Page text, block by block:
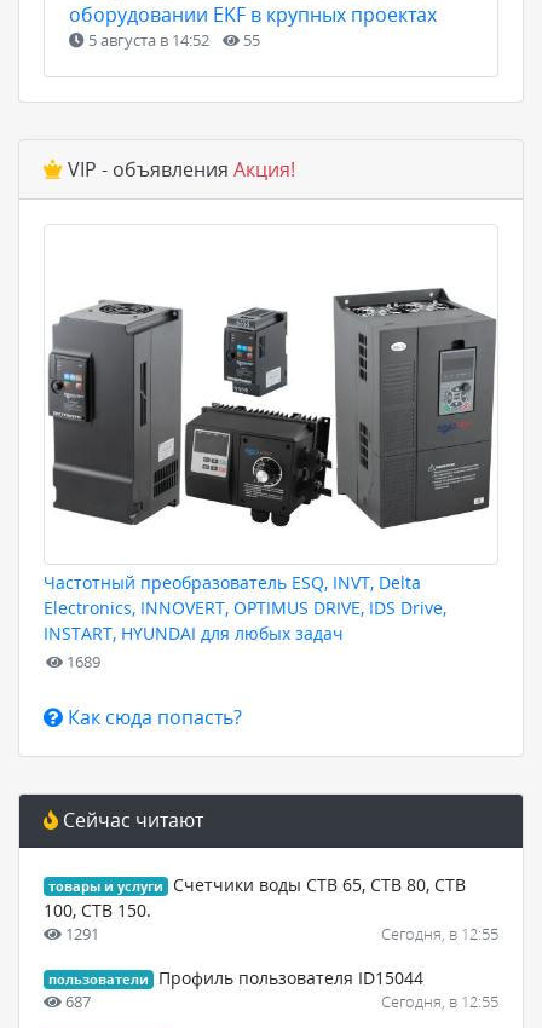
оборудовании EKF в крупных проектах
5 августа в 14:52 55
VIP - объявления Акция!
Частотный преобразователь ESQ, INVT, Delta
Electronics, INNOVERT, OPTIMUS DRIVE, IDS Drive,
INSTART, HYUNDAI для любых задач
1689
Как сюда попасть?
Сейчас читают
товары и услуги
Счетчики воды СТВ 65, СТВ 80, СТВ
100, СТВ 150.
1291 Сегодня, в 12:55
пользователи Профиль пользователя ID15044
687 Сегодня, в 12:55